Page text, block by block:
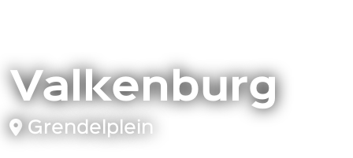
Valkenburg
Grendelplein